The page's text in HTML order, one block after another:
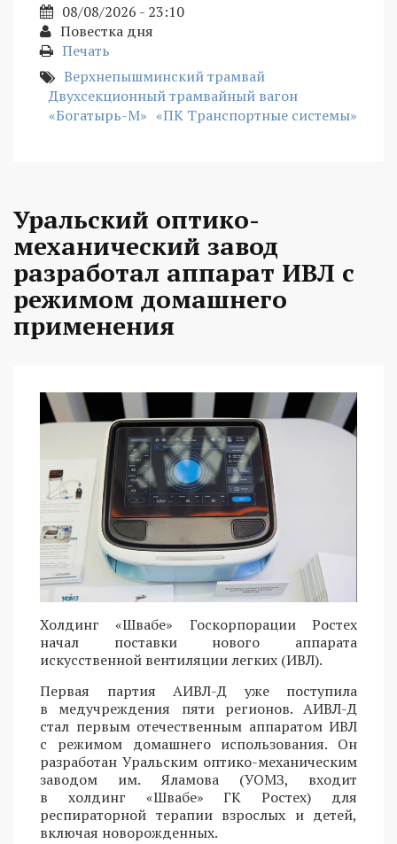
08/08/2026 - 23:10
Повестка дня
Печать
Верхнепышминский трамвай
Двухсекционный трамвайный вагон
«Богатырь-М» «ПК Транспортные системы»
Уральский оптико-
механический завод
разработал аппарат ИВЛ с
режимом домашнего
применения
Холдинг «Швабе» Госкорпорации Ростех
начал поставки нового аппарата
искусственной вентиляции легких (ИВЛ).
Первая партия АИВЛ-Д уже поступила
в медучреждения пяти регионов. АИВЛ-Д
стал первым отечественным аппаратом ИВЛ
с режимом домашнего использования. Он
разработан Уральским оптико-механическим
заводом им. Яламова (УОМЗ, входит
в холдинг «Швабе» ГК Ростех) для
респираторной терапии взрослых и детей,
включая новорожденных.